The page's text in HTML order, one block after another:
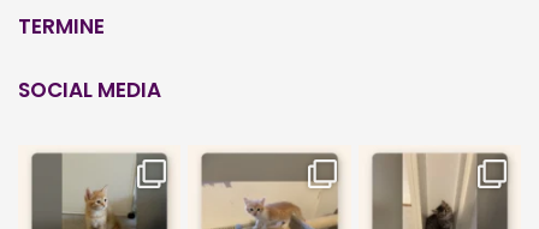
TERMINE
SOCIAL MEDIA